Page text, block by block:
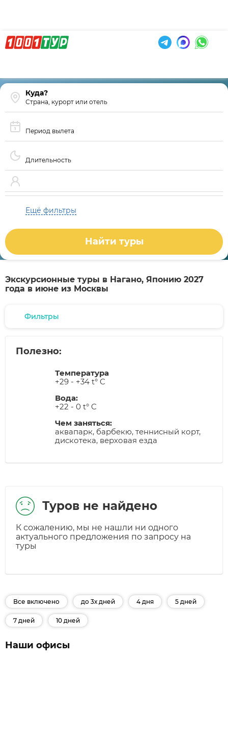
Страна, курорт или отель
Период вылета
Длительность
Ещё фильтры
Найти туры
Экскурсионные туры в Нагано, Японию 2027
года в июне из Москвы
Фильтры
Полезно:
Температура
+29 - +34 t° C
Вода:
+22 - 0 t° C
Чем заняться:
аквапарк, барбекю, теннисный корт,
дискотека, верховая езда
Туров не найдено
К сожалению, мы не нашли ни одного
актуального предложения по запросу на
туры
Все включено до 3х дней 4 дня 5 дней
7 дней 10 дней
Наши офисы